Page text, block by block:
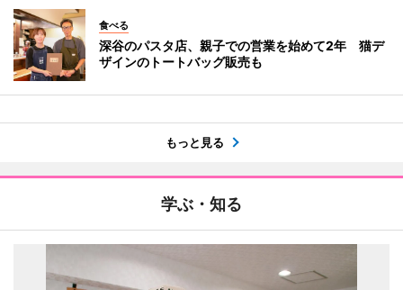
食べる
深谷のパスタ店、親子での営業を始めて2年 猫デ
ザインのトートバッグ販売も
もっと見る
学ぶ・知る